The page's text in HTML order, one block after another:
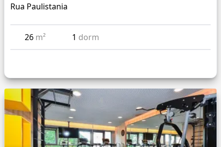
Rua Paulistania
26 m² 1 dorm